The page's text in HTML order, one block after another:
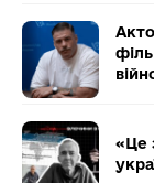
«Це